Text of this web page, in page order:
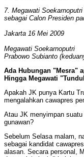
7. Megawati
sebagai Calon Presiden
Jakarta 16 Mei 2009
Megawati Soekarnoputri
Prabowo Subianto
Ada Hubungan "Mesra"
Hingga Megawati
Apakah JK punya Kartu
mengalahkan cawapres
Atau JK menyimpan
gunawan?
Sebelum Selasa malam,
sebagai kandidat
alasan. Secara personal,